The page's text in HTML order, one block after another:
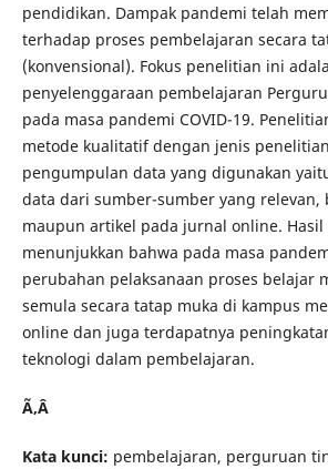
pendidikan. Dampak pandemi telah
terhadap proses pembelajaran secara
(konvensional). Fokus penelitian ini
penyelenggaraan pembelajaran
pada masa pandemi COVID-19.
metode kualitatif dengan jenis
pengumpulan data yang digunakan
data dari sumber-sumber yang relevan,
maupun artikel pada jurnal online.
menunjukkan bahwa pada masa
perubahan pelaksanaan proses belajar
semula secara tatap muka di kampus
online dan juga terdapatnya
teknologi dalam pembelajaran.
Ã‚Â
Kata kunci: pembelajaran, perguruan